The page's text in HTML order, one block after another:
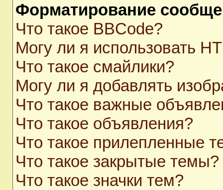
Форматирование
Что такое BBCode?
Могу ли я использовать
Что такое смайлики?
Могу ли я добавлять
Что такое важные
Что такое объявления?
Что такое прилепленные
Что такое закрытые темы?
Что такое значки тем?